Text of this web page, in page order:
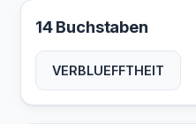
14 Buchstaben
VERBLUEFFTHEIT